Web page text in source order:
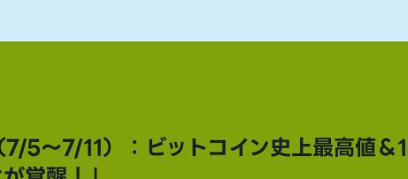
7/5～7/11）：ビットコイン史上最高値＆